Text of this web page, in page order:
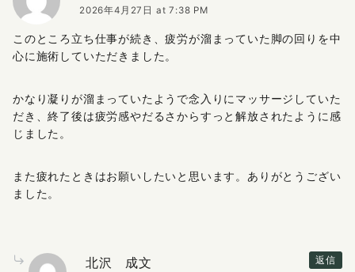
2026年4月27日 at 7:38 PM
このところ立ち仕事が続き、疲労が溜まっていた脚の回りを中
心に施術していただきました。
かなり凝りが溜まっていたようで念入りにマッサージしていた
だき、終了後は疲労感やだるさからすっと解放されたように感
じました。
また疲れたときはお願いしたいと思います。ありがとうござい
ました。
返信
北沢 成文